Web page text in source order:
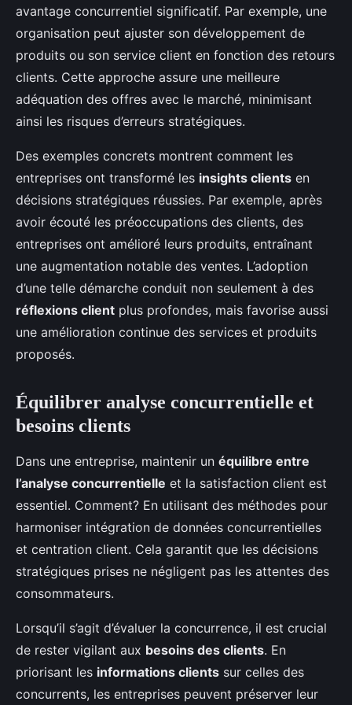
avantage concurrentiel significatif. Par exemple, une
organisation peut ajuster son développement de
produits ou son service client en fonction des retours
clients. Cette approche assure une meilleure
adéquation des offres avec le marché, minimisant
ainsi les risques d’erreurs stratégiques.
Des exemples concrets montrent comment les
entreprises ont transformé les insights clients en
décisions stratégiques réussies. Par exemple, après
avoir écouté les préoccupations des clients, des
entreprises ont amélioré leurs produits, entraînant
une augmentation notable des ventes. L’adoption
d’une telle démarche conduit non seulement à des
réflexions client plus profondes, mais favorise aussi
une amélioration continue des services et produits
proposés.
Équilibrer analyse concurrentielle et
besoins clients
Dans une entreprise, maintenir un équilibre entre
l’analyse concurrentielle et la satisfaction client est
essentiel. Comment? En utilisant des méthodes pour
harmoniser intégration de données concurrentielles
et centration client. Cela garantit que les décisions
stratégiques prises ne négligent pas les attentes des
consommateurs.
Lorsqu’il s’agit d’évaluer la concurrence, il est crucial
de rester vigilant aux besoins des clients. En
priorisant les informations clients sur celles des
concurrents, les entreprises peuvent préserver leur